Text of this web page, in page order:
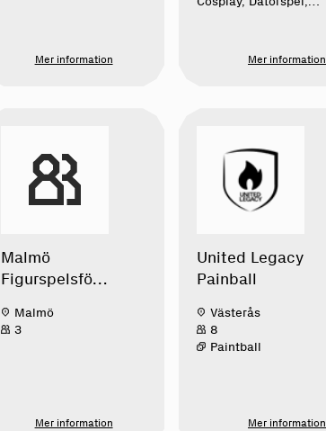
Mer information
populärkultur, Rollspel,
Mer information
Malmö
Figurspelsföre
Malmö
3
Mer information
United Legacy
Painball
Västerås
8
Paintball
Mer information